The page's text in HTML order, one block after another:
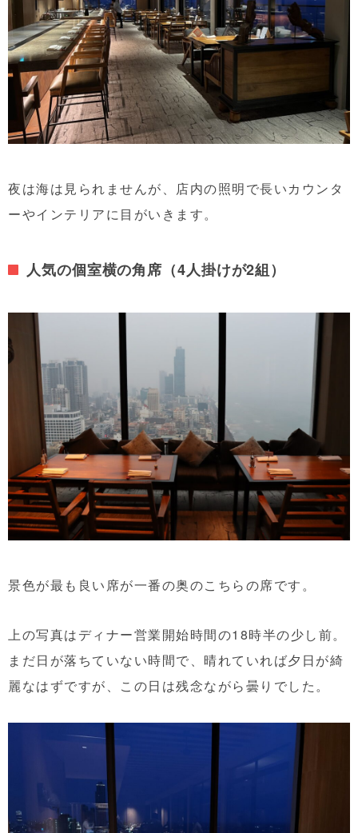
夜は海は見られませんが、店内の照明で長いカウンタ
ーやインテリアに目がいきます。
人気の個室横の角席（4人掛けが2組）
景色が最も良い席が一番の奥のこちらの席です。
上の写真はディナー営業開始時間の18時半の少し前。
まだ日が落ちていない時間で、晴れていれば夕日が綺
麗なはずですが、この日は残念ながら曇りでした。